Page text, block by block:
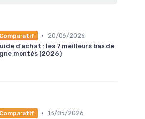
Comparatif •
20/06/2026
d'achat : les 7 meilleurs bas de
montés (2026)
Comparatif • 13/05/2026